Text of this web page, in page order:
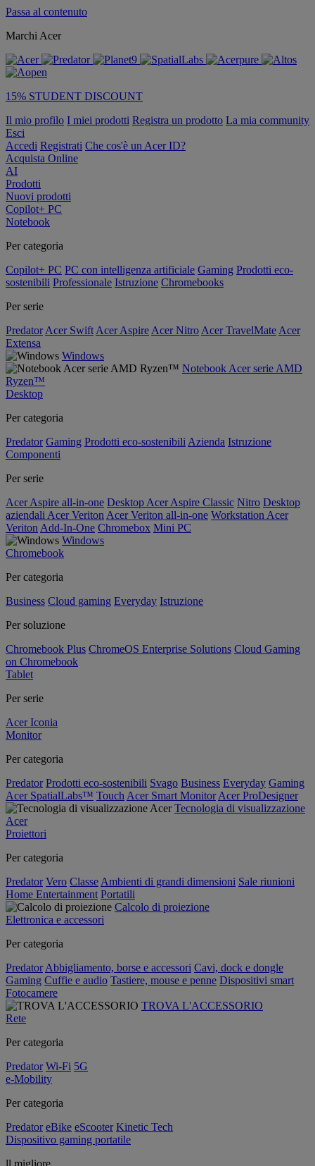
Passa al contenuto
Marchi Acer
15% STUDENT DISCOUNT
Il mio profilo I miei prodotti Registra un prodotto La mia community
Esci
Accedi Registrati Che cos'è un Acer ID?
Acquista Online
AI
Prodotti
Nuovi prodotti
Copilot+ PC
Notebook
Per categoria
Copilot+ PC PC con intelligenza artificiale Gaming Prodotti eco-
sostenibili Professionale Istruzione Chromebooks
Per serie
Predator Acer Swift Acer Aspire Acer Nitro Acer TravelMate Acer
Extensa
Windows
Notebook Acer serie AMD
Ryzen™
Desktop
Per categoria
Predator Gaming Prodotti eco-sostenibili Azienda Istruzione
Componenti
Per serie
Acer Aspire all-in-one Desktop Acer Aspire Classic Nitro Desktop
aziendali Acer Veriton Acer Veriton all-in-one Workstation Acer
Veriton Add-In-One Chromebox Mini PC
Windows
Chromebook
Per categoria
Business Cloud gaming Everyday Istruzione
Per soluzione
Chromebook Plus ChromeOS Enterprise Solutions Cloud Gaming
on Chromebook
Tablet
Per serie
Acer Iconia
Monitor
Per categoria
Predator Prodotti eco-sostenibili Svago Business Everyday Gaming
Acer SpatialLabs™ Touch Acer Smart Monitor Acer ProDesigner
Tecnologia di visualizzazione
Acer
Proiettori
Per categoria
Predator Vero Classe Ambienti di grandi dimensioni Sale riunioni
Home Entertainment Portatili
Calcolo di proiezione
Elettronica e accessori
Per categoria
Predator Abbigliamento, borse e accessori Cavi, dock e dongle
Gaming Cuffie e audio Tastiere, mouse e penne Dispositivi smart
Fotocamere
TROVA L'ACCESSORIO
Rete
Per categoria
Predator Wi-Fi 5G
e-Mobility
Per categoria
Predator eBike eScooter Kinetic Tech
Dispositivo gaming portatile
ll migliore